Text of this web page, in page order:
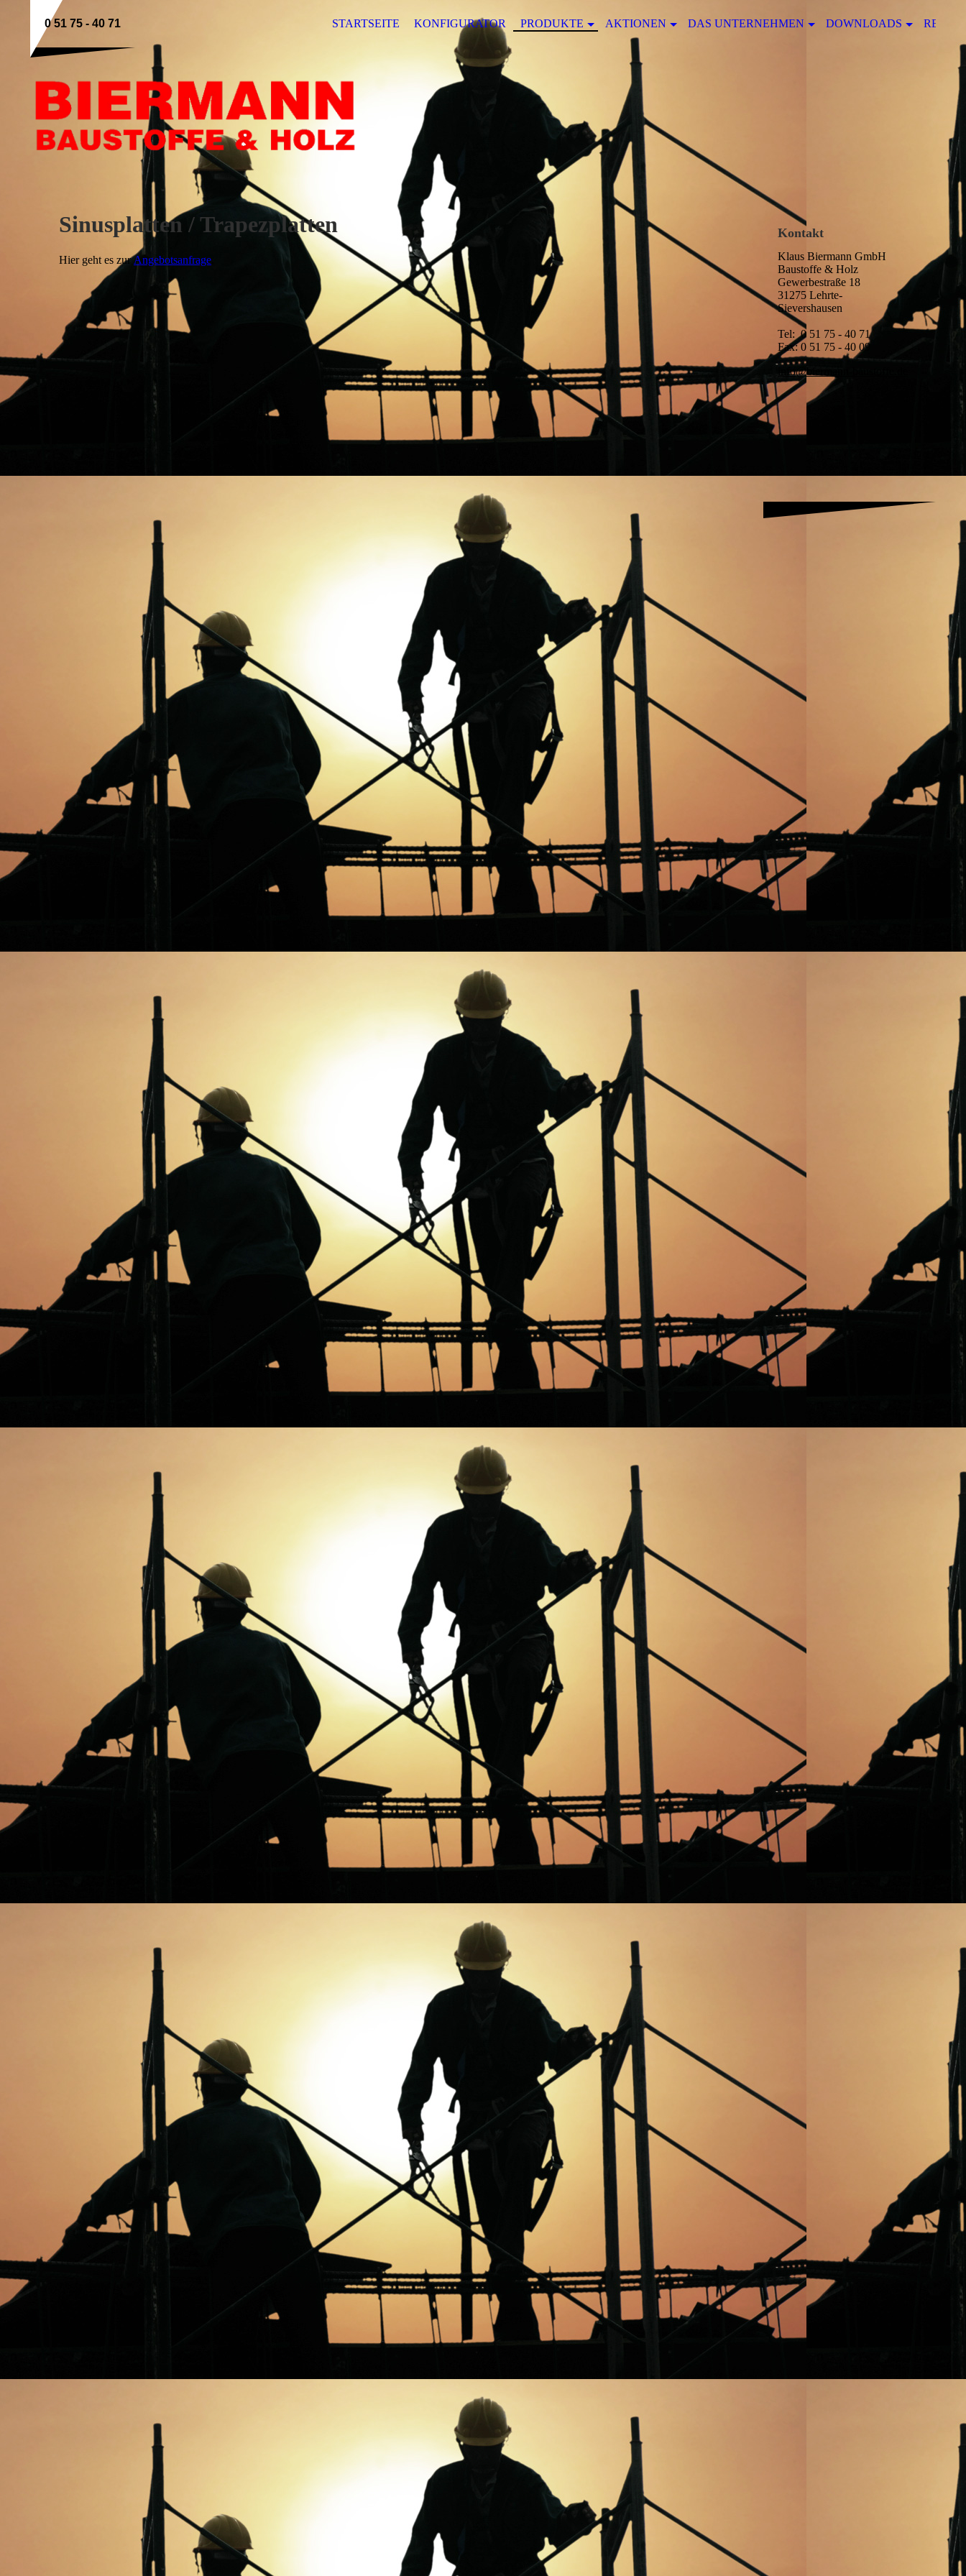
STARTSEITE KONFIGURATOR PRODUKTE AKTIONEN DAS UNTERNEHMEN DOWNLOADS
0 51 75 - 40 71
Sinusplatten / Trapezplatten
Hier geht es zurAngebotsanfrage
Kontakt
Klaus Biermann GmbH
Baustoffe & Holz
Gewerbestraße 18
31275 Lehrte-
Sievershausen
Tel: 0 51 75 - 40 71
Fax: 0 51 75 - 40 09
info@biermann-baustoffe.de